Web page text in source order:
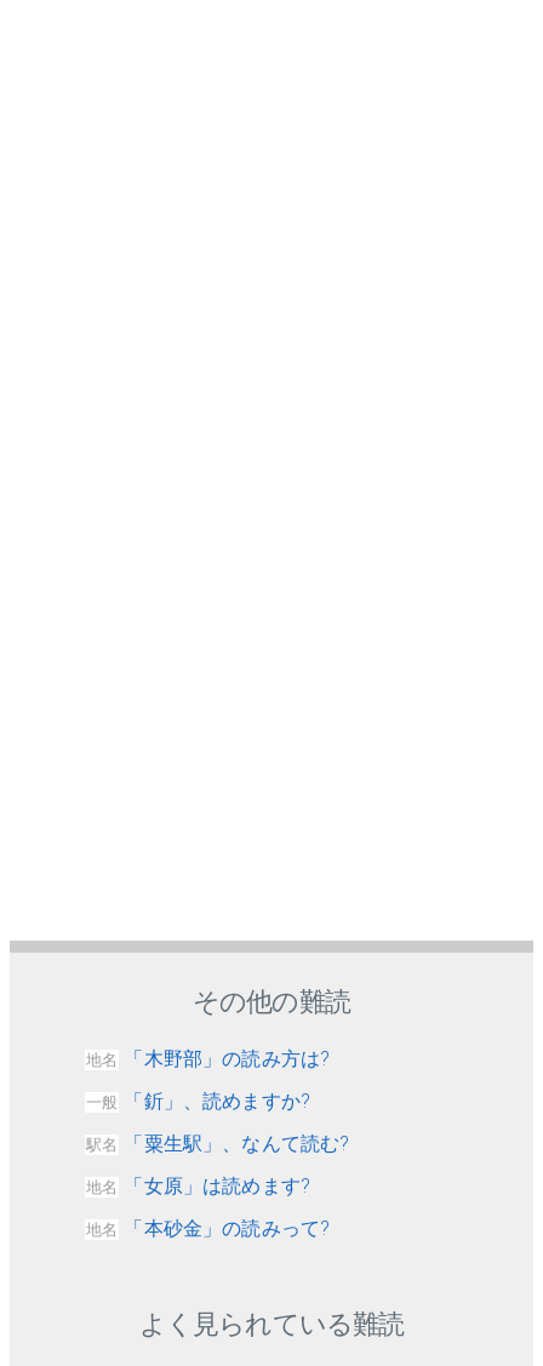
その他の難読
地名 「木野部」の読み方は?
一般 「釿」、読めますか?
駅名 「粟生駅」、なんて読む?
地名 「女原」は読めます?
地名 「本砂金」の読みって?
よく見られている難読